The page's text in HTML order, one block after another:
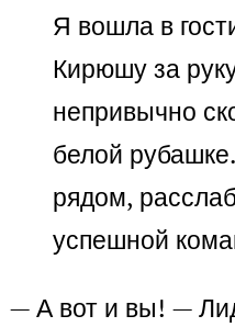
Я вошла в
Кирюшу за
непривычно
белой
рядом,
успешной
— А вот и вы! —